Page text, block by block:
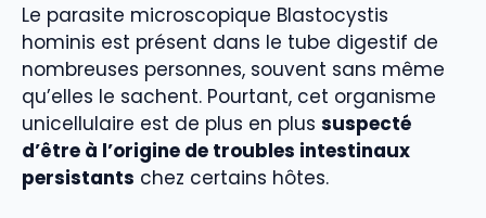
Le parasite microscopique Blastocystis
hominis est présent dans le tube digestif de
nombreuses personnes, souvent sans même
qu’elles le sachent. Pourtant, cet organisme
unicellulaire est de plus en plus suspecté
d’être à l’origine de troubles intestinaux
persistants chez certains hôtes.